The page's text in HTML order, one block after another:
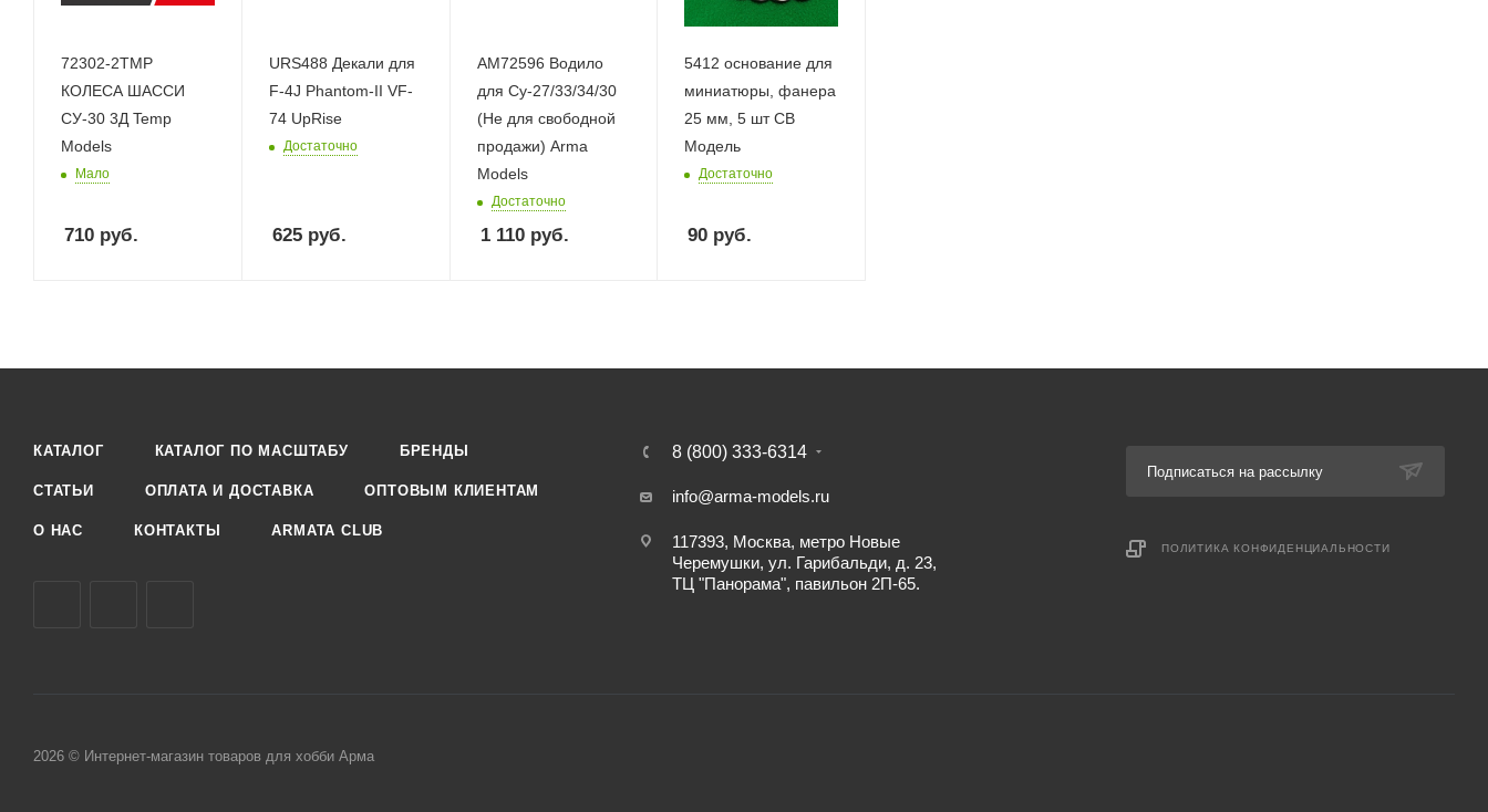
72302-2TMP
КОЛЕСА ШАССИ
СУ-30 3Д Temp
Models
Мало
710 руб.
URS488 Декали для
F-4J Phantom-II VF-
74 UpRise
Достаточно
625руб.
AM72596 Водило
для Су-27/33/34/30
(Не для свободной
продажи) Arma
Models
Достаточно
1 110руб.
5412 основание для
миниатюры, фанера
25 мм, 5 шт СВ
Модель
Достаточно
90 руб.
КАТАЛОГ КАТАЛОГ ПО МАСШТАБУ БРЕНДЫ
СТАТЬИ ОПЛАТА И ДОСТАВКА ОПТОВЫМ КЛИЕНТАМ
О НАС КОНТАКТЫ ARMATA CLUB
8 (800) 333-6314
info@arma-models.ru
117393, Москва, метро Новые
Черемушки, ул. Гарибальди, д. 23,
ТЦ "Панорама", павильон 2П-65.
Подписаться на рассылку
ПОЛИТИКА КОНФИДЕНЦИАЛЬНОСТИ
2026 © Интернет-магазин товаров для хобби Арма